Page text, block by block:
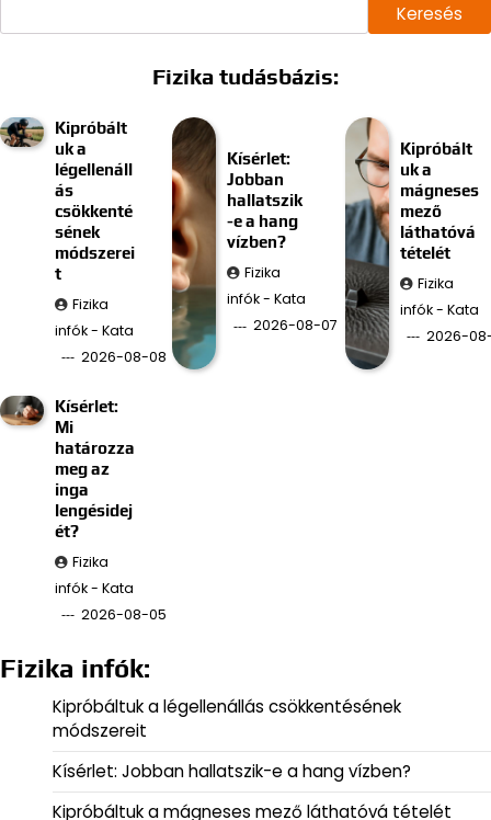
Keresés
Fizika tudásbázis:
Kipróbált
uk a
légellenáll
ás
csökkenté
sének
módszerei
t
Fizika
infók - Kata
2026-08-08
Kísérlet:
Jobban
hallatszik
-e a hang
vízben?
Fizika
infók - Kata
2026-08-07
Kipróbált
uk a
mágneses
mező
láthatóvá
tételét
Fizika
infók - Kata
2026-
Kísérlet:
Mi
határozza
meg az
inga
lengésidej
ét?
Fizika
infók - Kata
2026-08-05
Fizika infók:
Kipróbáltuk a légellenállás csökkentésének
módszereit
Kísérlet: Jobban hallatszik-e a hang vízben?
Kipróbáltuk a mágneses mező láthatóvá tételét